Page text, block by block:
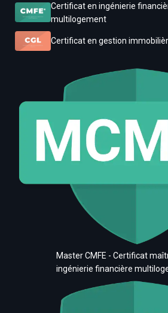
Certificat en ingénierie
multilogement
Certificat en gestion
Master CMFE - Certificat
ingénierie financière